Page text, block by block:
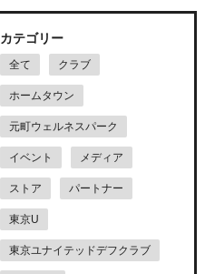
カテゴリー
全て クラブ
ホームタウン
元町ウェルネスパーク
イベント メディア
ストア パートナー
東京U
東京ユナイテッドデフクラブ